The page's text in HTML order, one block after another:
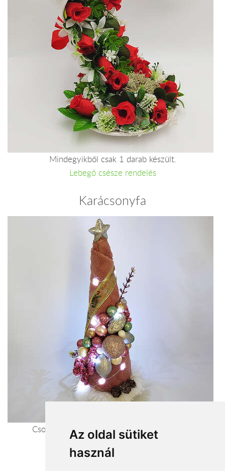
Az oldal sütiket
használ
Mindegyikből csak 1 darab készült.
Lebegő csésze rendelés
Karácsonyfa
Csodás dísz és az igazi karácsony hangulata.
Karácsonyfa